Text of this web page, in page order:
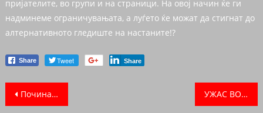
пријателите, во групи и на страници. На овој начин ќе ги
надминеме ограничувањата, а луѓето ќе можат да стигнат до
алтернативното гледиште на настаните!?
Share Tweet Share
Post navigation
Почина пејачот кој прв ги испеа “Гори Балкан”и “Дебрцо ти се борбена” УЖАС ВО МАКЕДОНИЈА ВЕЧЕРВА: 25 годишно момче ја уби својата партнерка